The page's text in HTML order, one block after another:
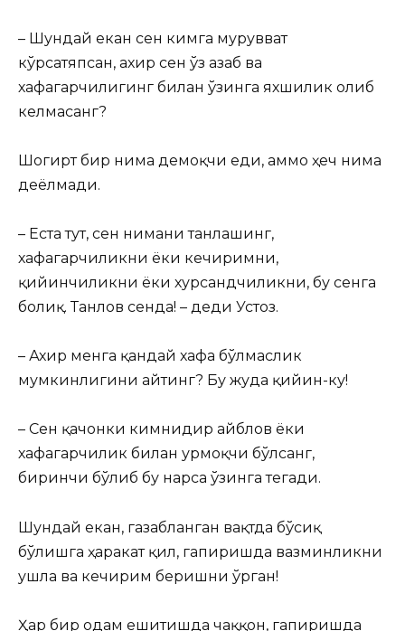
– Шундай екан сен кимга мурувват
кўрсатяпсан, ахир сен ўз ғазаб ва
хафагарчилигинг билан ўзинга яхшилик олиб
келмасанг?
Шогирт бир нима демоқчи еди, аммо ҳеч нима
деёлмади.
– Еста тут, сен нимани танлашинг,
хафагарчиликни ёки кечиримни,
қийинчиликни ёки хурсандчиликни, бу сенга
боғлиқ. Танлов сенда! – деди Устоз.
– Ахир менга қандай хафа бўлмаслик
мумкинлигини айтинг? Бу жуда қийин-ку!
– Сен қачонки кимнидир айблов ёки
хафагарчилик билан урмоқчи бўлсанг,
биринчи бўлиб бу нарса ўзинга тегади.
Шундай екан, газабланган вақтда бўсиқ
бўлишга ҳаракат қил, гапиришда вазминликни
ушла ва кечирим беришни ўрган!
Ҳар бир одам ешитишда чаққон, гапиришда